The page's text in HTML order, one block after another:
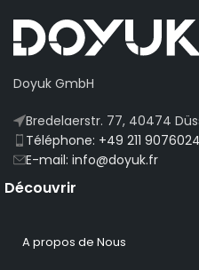
Doyuk GmbH
Bredelaerstr. 77, 40474
Téléphone: +49 211
E-mail: info@doyuk.fr
Découvrir
A propos de Nous